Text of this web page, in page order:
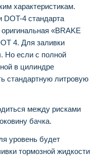
характеристикам.
4 стандарта
«BRAKE
4. Для заливки
Но если с полной
в цилиндре
стандартную литровую
между рисками
бачка.
уровень будет
тормозной жидкости